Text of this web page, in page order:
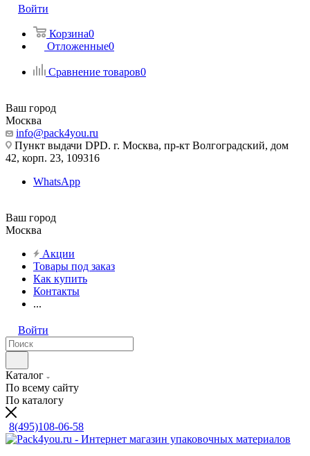
Войти
Корзина0
Отложенные0
Сравнение товаров0
Ваш город
Москва
info@pack4you.ru
Пункт выдачи DPD. г. Москва, пр-кт Волгоградский, дом
42, корп. 23, 109316
WhatsApp
Ваш город
Москва
Акции
Товары под заказ
Как купить
Контакты
...
Войти
Каталог
По всему сайту
По каталогу
8(495)108-06-58